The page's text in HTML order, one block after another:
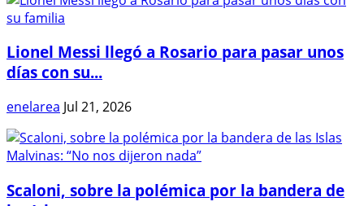
Lionel Messi llegó a Rosario para pasar unos
días con su...
enelarea Jul 21, 2026
Scaloni, sobre la polémica por la bandera de